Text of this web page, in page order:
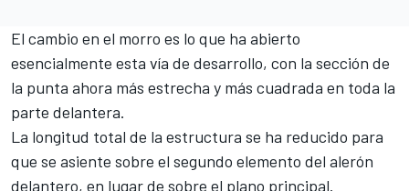
El cambio en el morro es lo que ha abierto
esencialmente esta vía de desarrollo, con la sección de
la punta ahora más estrecha y más cuadrada en toda la
parte delantera.
La longitud total de la estructura se ha reducido para
que se asiente sobre el segundo elemento del alerón
delantero, en lugar de sobre el plano principal.